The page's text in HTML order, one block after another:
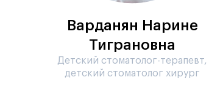
Варданян Нарине
Тиграновна
Детский стоматолог-терапевт,
детский стоматолог хирург